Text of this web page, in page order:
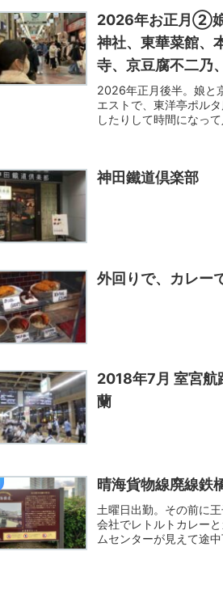
2026年お正月②
神社、東華菜館、
寺、京豆腐不二乃
2026年正月後半。娘と
エストで、東洋亭ポル
したりして時間になっ
神田鐵道倶楽部
外回りで、カレー
2018年7月 室宮
蘭
晴海貨物線廃線鉄
土曜日出勤。その前に
会社でレトルトカレー
ムセンターが見えて途